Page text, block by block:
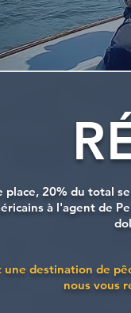
place, 20% du total
à l'agent de
une destination de
nous vous